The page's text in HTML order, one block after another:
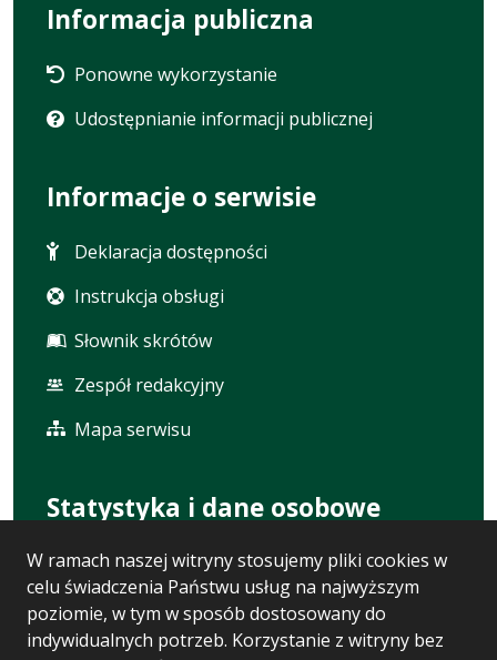
W ramach naszej witryny stosujemy pliki cookies w
celu świadczenia Państwu usług na najwyższym
poziomie, w tym w sposób dostosowany do
indywidualnych potrzeb. Korzystanie z witryny bez
Informacja publiczna
Ponowne wykorzystanie
Udostępnianie informacji publicznej
Informacje o serwisie
Deklaracja dostępności
Instrukcja obsługi
Słownik skrótów
Zespół redakcyjny
Mapa serwisu
Statystyka i dane osobowe
Statystyki oglądalności
Ostatnio dodane
Polityka prywatności